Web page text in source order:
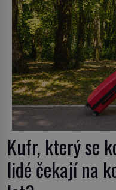
nápadu, který
Kufr, který se
lidé čekají na